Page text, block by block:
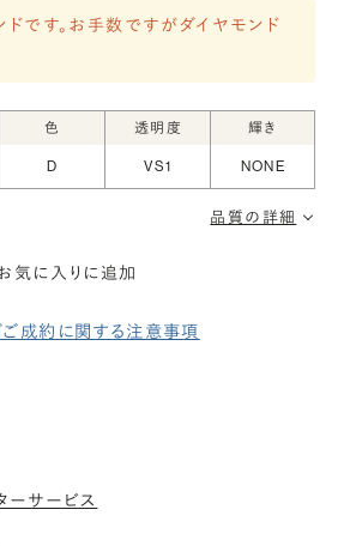
です。お手数ですがダイヤモンド
色 透明度 輝き
D VS1 NONE
品質の詳細
気に入りに追加
ご成約に関する注意事項
ーサービス